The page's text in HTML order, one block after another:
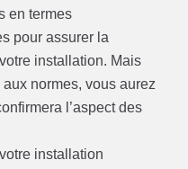
en termes
pour assurer la
installation. Mais
normes, vous aurez
l’aspect des
installation